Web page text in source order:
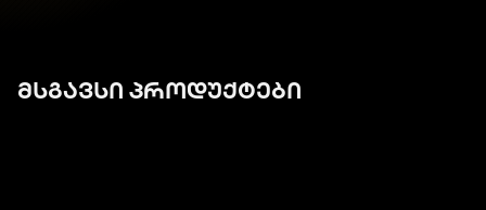
მსგავსი პროდუქტები